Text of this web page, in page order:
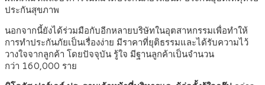
ประกันสุขภาพ
นอกจากนี้ยังได้ร่วมมือกับอีกหลายบริษัทในอุตสาหกรรมเพื่อทำให้
การทำประกันภัยเป็นเรื่องง่าย มีราคาที่ยุติธรรมและได้รับความไว้
วางใจจากลูกค้า โดยปัจจุบัน รู้ใจ มีฐานลูกค้าเป็นจำนวน
กว่า 160,000 ราย